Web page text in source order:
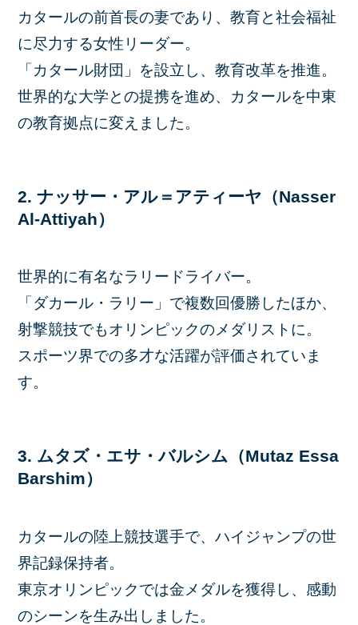
カタールの前首長の妻であり、教育と社会福祉
に尽力する女性リーダー。
「カタール財団」を設立し、教育改革を推進。
世界的な大学との提携を進め、カタールを中東
の教育拠点に変えました。
2. ナッサー・アル＝アティーヤ（Nasser
Al-Attiyah）
世界的に有名なラリードライバー。
「ダカール・ラリー」で複数回優勝したほか、
射撃競技でもオリンピックのメダリストに。
スポーツ界での多才な活躍が評価されていま
す。
3. ムタズ・エサ・バルシム（Mutaz Essa
Barshim）
カタールの陸上競技選手で、ハイジャンプの世
界記録保持者。
東京オリンピックでは金メダルを獲得し、感動
のシーンを生み出しました。